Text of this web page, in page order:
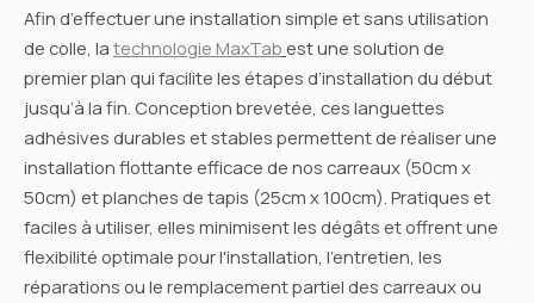
Afin d’effectuer une installation simple et sans utilisation
de colle, la technologie MaxTab est une solution de
premier plan qui facilite les étapes d’installation du début
jusqu’à la fin. Conception brevetée, ces languettes
adhésives durables et stables permettent de réaliser une
installation flottante efficace de nos carreaux (50cm x
50cm) et planches de tapis (25cm x 100cm). Pratiques et
faciles à utiliser, elles minimisent les dégâts et offrent une
flexibilité optimale pour l'installation, l'entretien, les
réparations ou le remplacement partiel des carreaux ou